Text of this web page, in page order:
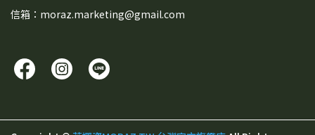
信箱：moraz.marketing@gmail.com